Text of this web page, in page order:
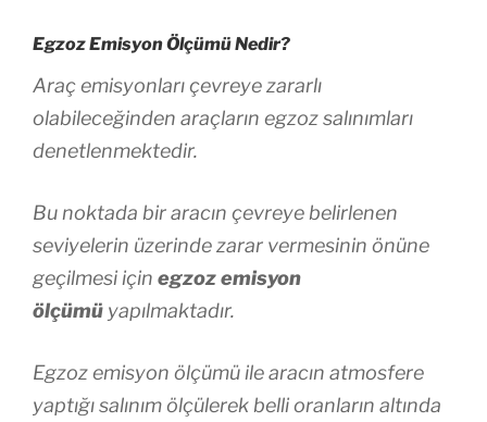
Egzoz Emisyon Ölçümü Nedir?
Araç emisyonları çevreye zararlı
olabileceğinden araçların egzoz salınımları
denetlenmektedir.
Bu noktada bir aracın çevreye belirlenen
seviyelerin üzerinde zarar vermesinin önüne
geçilmesi için egzoz emisyon
ölçümü yapılmaktadır.
Egzoz emisyon ölçümü ile aracın atmosfere
yaptığı salınım ölçülerek belli oranların altında